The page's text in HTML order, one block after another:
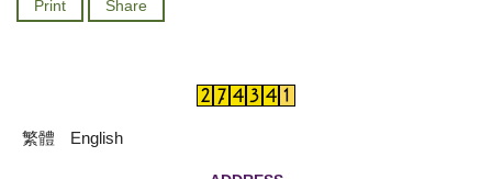
Print Share
繁體 English